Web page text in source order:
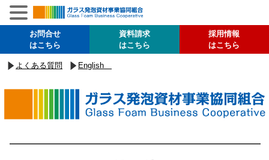
お問合せ
はこちら
資料請求
はこちら
採用情報
はこちら
よくある質問 English